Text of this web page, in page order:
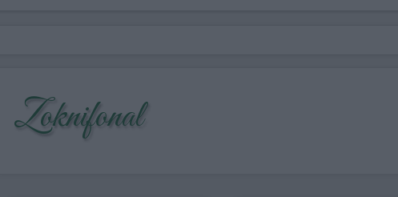
Zoknifonal